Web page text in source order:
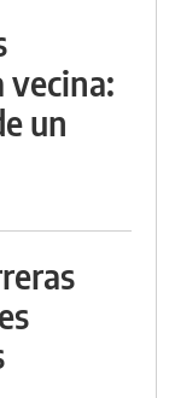
vecina:
un